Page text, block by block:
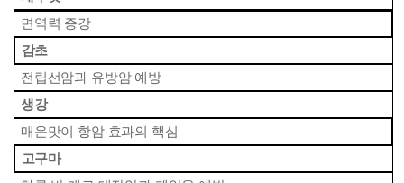
면역력 증강
감초
전립선암과 유방암 예방
생강
매운맛이 항암 효과의 핵심
고구마